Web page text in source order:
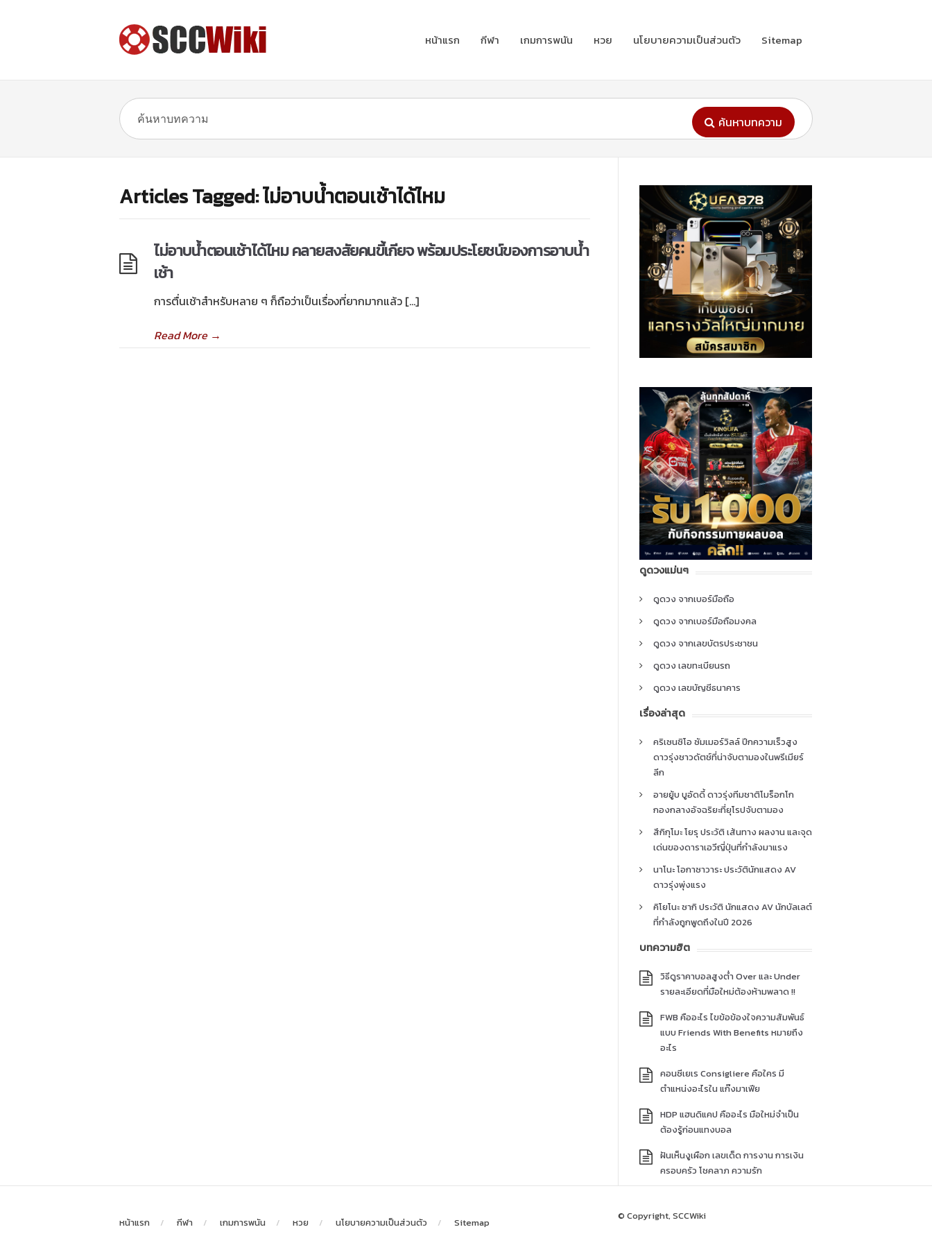
หน้าแรก กีฬา เกมการพนัน หวย นโยบายความเป็นส่วนตัว Sitemap
ค้นหาบทความ
Articles Tagged: ไม่อาบนํ้าตอนเช้าได้ไหม
ไม่อาบนํ้าตอนเช้าได้ไหม คลายสงสัยคนขี้เกียจ พร้อมประโยชน์ของการอาบน้ำ
เช้า
การตื่นเช้าสำหรับหลาย ๆ ก็ถือว่าเป็นเรื่องที่ยากมากแล้ว […]
Read More→
ดูดวงแม่นๆ
ดูดวง จากเบอร์มือถือ
ดูดวง จากเบอร์มือถือมงคล
ดูดวง จากเลขบัตรประชาชน
ดูดวง เลขทะเบียนรถ
ดูดวง เลขบัญชีธนาคาร
เรื่องล่าสุด
คริเซนซิโอ ซัมเมอร์วิลล์ ปีกความเร็วสูง
ดาวรุ่งชาวดัตช์ที่น่าจับตามองในพรีเมียร์
ลีก
อายยู้บ บูอัดดี้ ดาวรุ่งทีมชาติโมร็อกโก
กองกลางอัจฉริยะที่ยุโรปจับตามอง
สึกิกุโมะ โยรุ ประวัติ เส้นทาง ผลงาน และจุด
เด่นของดาราเอวีญี่ปุ่นที่กำลังมาแรง
นาโนะ โอกาซาวาระ ประวัตินักแสดง AV
ดาวรุ่งพุ่งแรง
คิโยโนะ ซากิ ประวัติ นักแสดง AV นักบัลเลต์
ที่กำลังถูกพูดถึงในปี 2026
บทความฮิต
วิธีดูราคาบอลสูงต่ำ Over และ Under
รายละเอียดที่มือใหม่ต้องห้ามพลาด !!
FWB คืออะไร ไขข้อข้องใจความสัมพันธ์
แบบ Friends With Benefits หมายถึง
อะไร
คอนซีเยเร Consigliere คือใคร มี
ตำแหน่งอะไรใน แก๊งมาเฟีย
HDP แฮนดิแคป คืออะไร มือใหม่จำเป็น
ต้องรู้ก่อนแทงบอล
ฝันเห็นงูเผือก เลขเด็ด การงาน การเงิน
ครอบครัว โชคลาภ ความรัก
หน้าแรก กีฬา เกมการพนัน หวย นโยบายความเป็นส่วนตัว Sitemap
© Copyright, SCCWiki